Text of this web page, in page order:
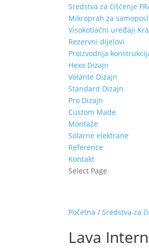
Sredstva za čišćenje
Mikroprah za
Visokotlačni uređaji
Rezervni dijelovi
Proizvodnja
Hexo Dizajn
Volante Dizajn
Standard Dizajn
Pro Dizajn
Custom Made
Montaže
Solarne elektrane
Reference
Kontakt
Select Page
Početna /Sredstva za
Lava